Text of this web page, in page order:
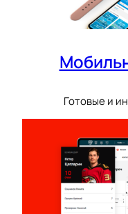
Готовые и